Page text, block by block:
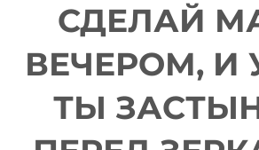
СДЕЛАЙ
ВЕЧЕРОМ, И
ТЫ